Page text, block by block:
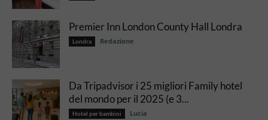
Premier Inn London County Hall Londra
Londra Redazione
Da Tripadvisor i 25 migliori Family hotel
del mondo per il 2025 (e 3...
Hotel per bambini Lucia